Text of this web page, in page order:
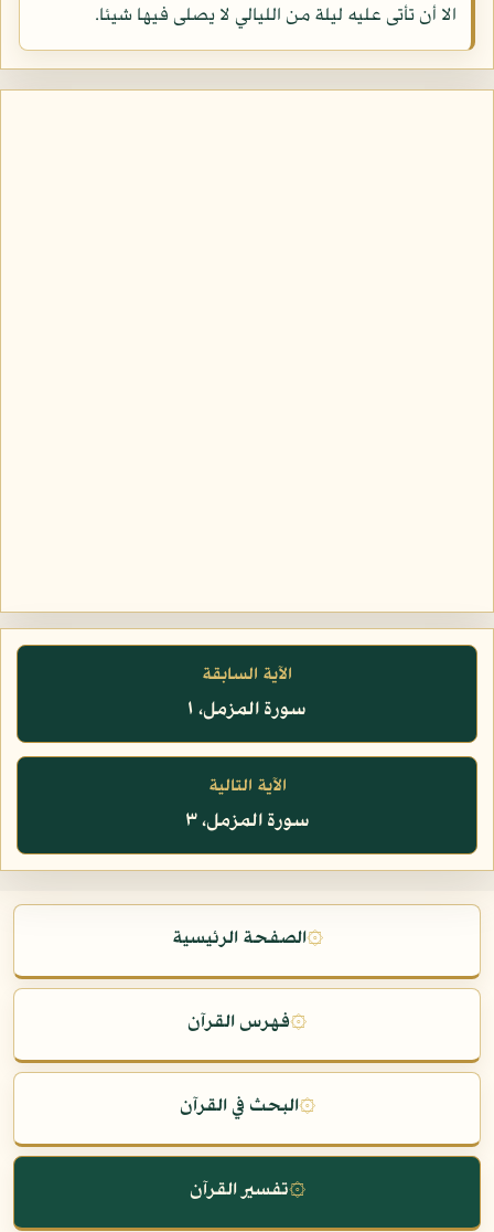
الا أن تأتى عليه ليلة من الليالي لا يصلى فيها شيئا.
الآية السابقة
سورة المزمل، ١
الآية التالية
سورة المزمل، ٣
۞الصفحة الرئيسية
۞فهرس القرآن
۞البحث في القرآن
۞تفسير القرآن